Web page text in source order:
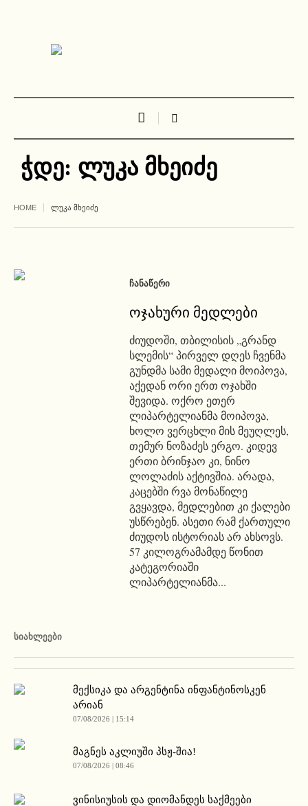
ჭდე: ლუკა მხეიძე
HOME ᲚᲣᲙᲐ ᲛᲮᲔᲘᲫᲔ
ᲩᲐᲜᲐᲬᲔᲠᲘ
ოჯახური მედლები
ძიუდოში, თბილისის „გრანდ
სლემის“ პირველ დღეს ჩვენმა
გუნდმა სამი მედალი მოიპოვა,
აქედან ორი ერთ ოჯახში
შევიდა. ოქრო ეთერ
ლიპარტელიანმა მოიპოვა,
ხოლო ვერცხლი მის მეუღლეს,
თემურ ნოზაძეს ერგო. კიდევ
ერთი ბრინჯაო კი, ნინო
ლოლაძის აქტივშია. არადა,
კაცებში რვა მონაწილე
გვყავდა, მედლებით კი ქალები
უსწრებენ. ასეთი რამ ქართული
ძიუდოს ისტორიას არ ახსოვს.
57 კილოგრამამდე წონით
კატეგორიაში
ლიპარტელიანმა...
ᲡᲘᲐᲮᲚᲔᲔᲑᲘ
მექსიკა და არგენტინა ინფანტინოსკენ
არიან
07/08/2026 | 15:14
მაგნეს აკლიუში პსჟ-შია!
07/08/2026 | 08:46
ვინისიუსის და დიომანდეს საქმეები